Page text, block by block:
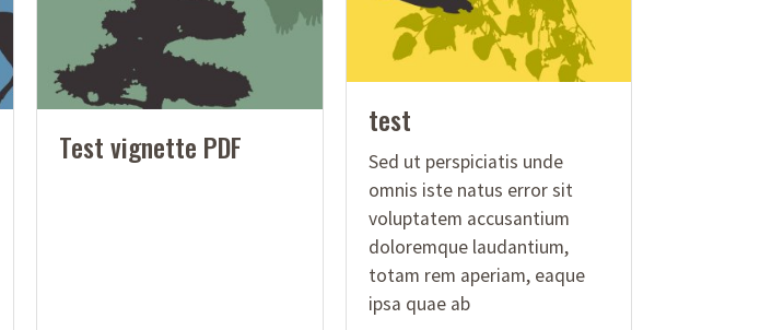
Test vignette PDF
test
Sed ut perspiciatis unde
omnis iste natus error sit
voluptatem accusantium
doloremque laudantium,
totam rem aperiam, eaque
ipsa quae ab